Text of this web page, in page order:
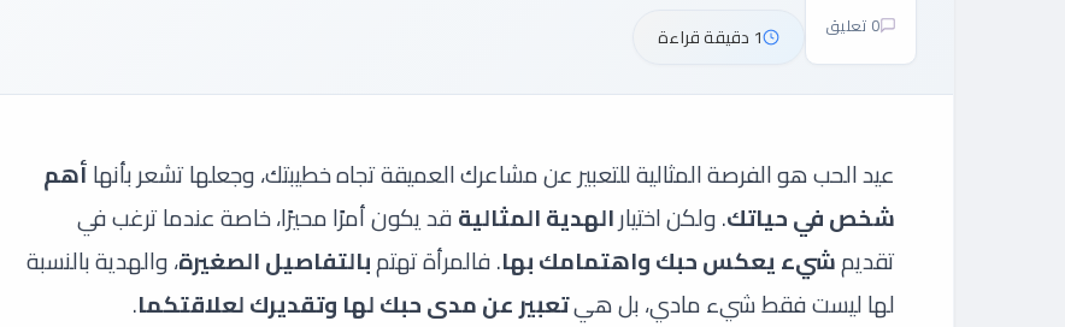
0 تعليق 1 دقيقة قراءة
عيد الحب هو الفرصة المثالية للتعبير عن مشاعرك العميقة تجاه خطيبتك، وجعلها تشعر بأنهاأهم
شخص في حياتك. ولكن اختيارالهدية المثاليةقد يكون أمرًا محيرًا، خاصة عندما ترغب في
تقديمشيء يعكس حبك واهتمامك بها. فالمرأة تهتمبالتفاصيل الصغيرة، والهدية بالنسبة
لها ليست فقط شيء مادي، بل هيتعبير عن مدى حبك لها وتقديرك لعلاقتكما.